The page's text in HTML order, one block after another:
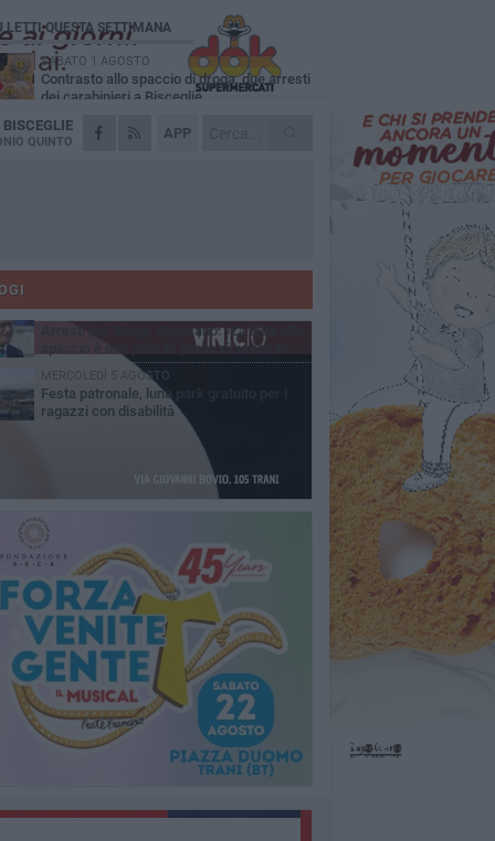
APP
BISCEGLIE
QUINTO
LETTI QUESTA SETTIMANA
SABATO 1 AGOSTO
Contrasto allo spaccio di droga, due arresti
dei carabinieri a Bisceglie
MARTEDÌ 4 AGOSTO
Emergenza caldo, il Comune di Bisceglie
Due auto incendiate nella notte in via Dieta
SABATO 1 AGOSTO
Arresti per droga, Angarano: «La lotta allo
spaccio è una priorità per la sicurezza»
MERCOLEDÌ 5 AGOSTO
Festa patronale, luna park gratuito per i
ragazzi con disabilità